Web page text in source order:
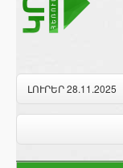
ԼՈՒՐԵՐ 28.11.2025